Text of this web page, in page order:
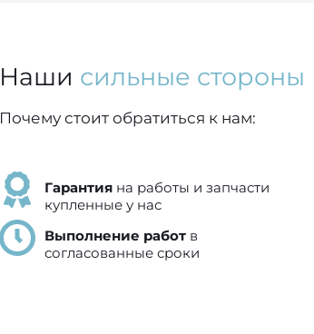
Наши сильные стороны
Почему стоит обратиться к нам:
Гарантия на работы и запчасти
купленные у нас
Выполнение работв
согласованные сроки